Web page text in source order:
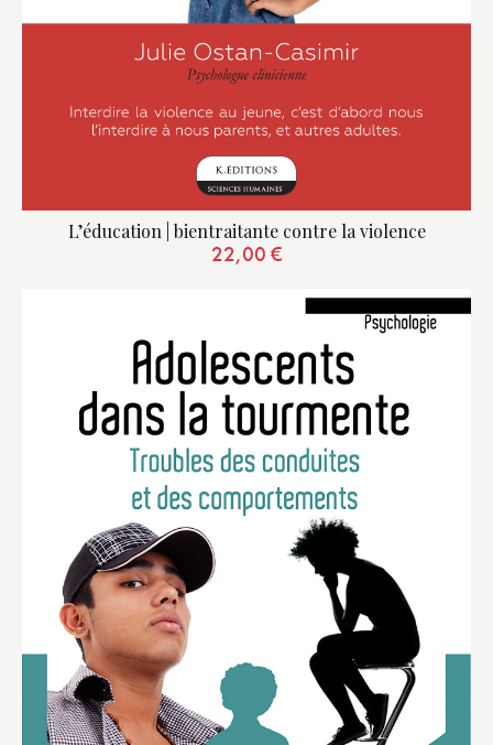
L’éducation | bientraitante contre la violence
22,00 €